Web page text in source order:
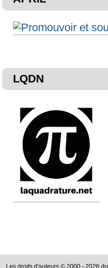
LQDN
Les droits d'auteurs © 2000 - 2026 du